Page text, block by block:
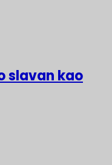
slavan kao